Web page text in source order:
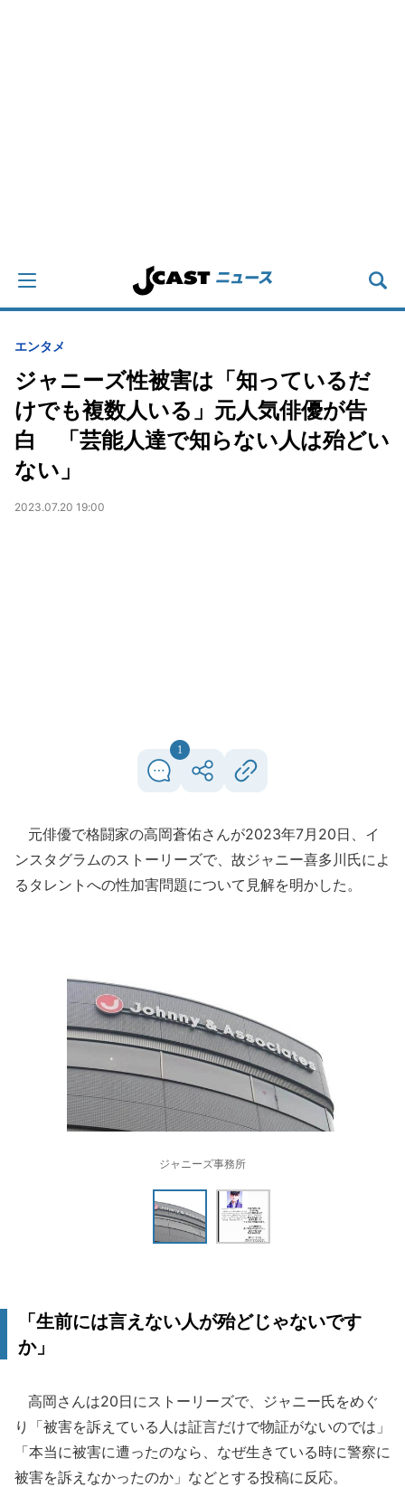
エンタメ
ジャニーズ性被害は「知っているだ
けでも複数人いる」元人気俳優が告
白 「芸能人達で知らない人は殆どい
ない」
2023.07.20 19:00
1
元俳優で格闘家の高岡蒼佑さんが2023年7月20日、イ
ンスタグラムのストーリーズで、故ジャニー喜多川氏によ
るタレントへの性加害問題について見解を明かした。
ジャニーズ事務所
「生前には言えない人が殆どじゃないです
か」
高岡さんは20日にストーリーズで、ジャニー氏をめぐ
り「被害を訴えている人は証言だけで物証がないのでは」
「本当に被害に遭ったのなら、なぜ生きている時に警察に
被害を訴えなかったのか」などとする投稿に反応。